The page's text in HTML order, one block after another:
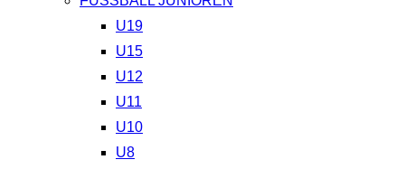
U19
U15
U12
U11
U10
U8